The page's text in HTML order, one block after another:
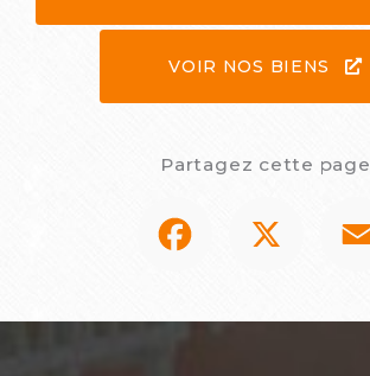
VOIR NOS BIENS
Partagez cette page